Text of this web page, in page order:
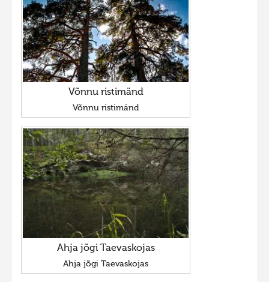
Võnnu ristimänd
Võnnu ristimänd
Ahja jõgi Taevaskojas
Ahja jõgi Taevaskojas